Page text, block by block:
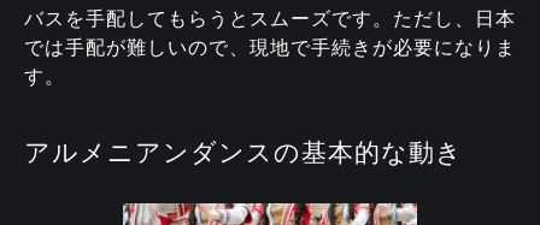
バスを手配してもらうとスムーズです。ただし、日本
では手配が難しいので、現地で手続きが必要になりま
す。
アルメニアンダンスの基本的な動き